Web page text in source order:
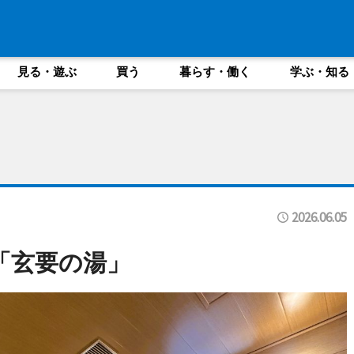
見る・遊ぶ 買う 暮らす・働く 学ぶ・知る
2026.06.05
要の湯」